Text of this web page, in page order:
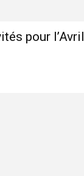
pour l’Avril